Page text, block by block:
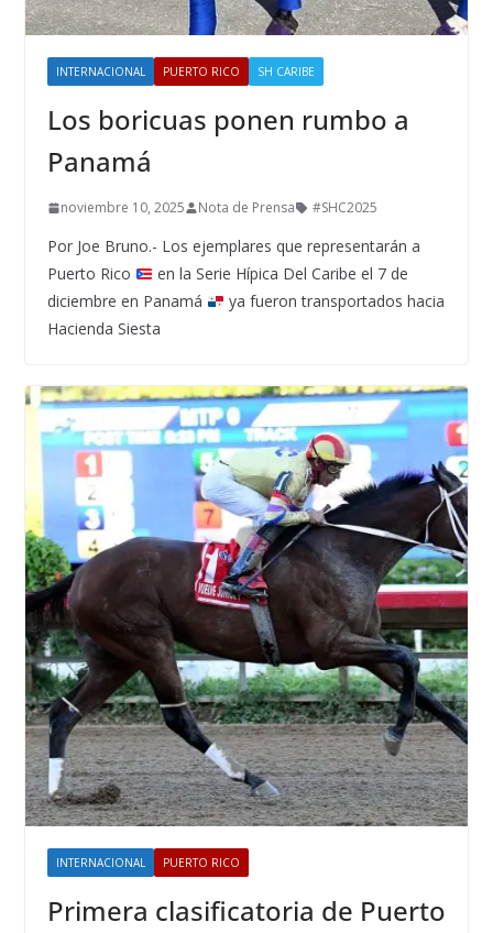
INTERNACIONAL PUERTO RICO SH CARIBE
Los boricuas ponen rumbo a
Panamá
noviembre 10, 2025 Nota de Prensa #SHC2025
Por Joe Bruno.- Los ejemplares que representarán a
Puerto Rico
en la Serie Hípica Del Caribe el 7 de
diciembre en Panamá
ya fueron transportados hacia
Hacienda Siesta
INTERNACIONAL PUERTO RICO
Primera clasificatoria de Puerto